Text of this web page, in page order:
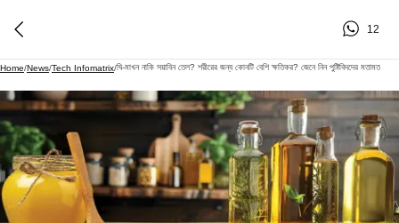
12
Home/News/Tech Infomatrix/ঘি-মাখন নাকি সয়াবিন তেল? শরীরের জন্য কোনটি বেশি ক্ষতিকর? জেনে নিন পুষ্টিবিদদের মতামত